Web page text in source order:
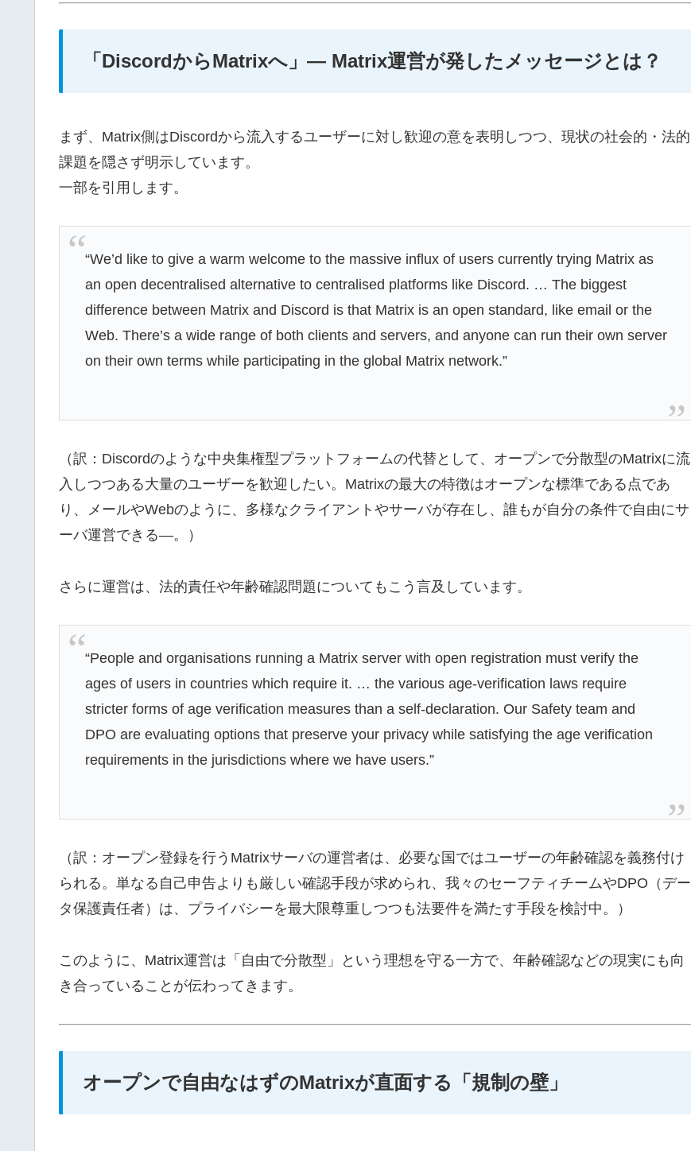
「DiscordからMatrixへ」— Matrix運営が発したメッセージとは？
まず、Matrix側はDiscordから流入するユーザーに対し歓迎の意を表明しつつ、現状の社会的・法的
課題を隠さず明示しています。
一部を引用します。
“We’d like to give a warm welcome to the massive influx of users currently trying Matrix as
an open decentralised alternative to centralised platforms like Discord. … The biggest
difference between Matrix and Discord is that Matrix is an open standard, like email or the
Web. There’s a wide range of both clients and servers, and anyone can run their own server
on their own terms while participating in the global Matrix network.”
（訳：Discordのような中央集権型プラットフォームの代替として、オープンで分散型のMatrixに流
入しつつある大量のユーザーを歓迎したい。Matrixの最大の特徴はオープンな標準である点であ
り、メールやWebのように、多様なクライアントやサーバが存在し、誰もが自分の条件で自由にサ
ーバ運営できる―。）
さらに運営は、法的責任や年齢確認問題についてもこう言及しています。
“People and organisations running a Matrix server with open registration must verify the
ages of users in countries which require it. … the various age-verification laws require
stricter forms of age verification measures than a self-declaration. Our Safety team and
DPO are evaluating options that preserve your privacy while satisfying the age verification
requirements in the jurisdictions where we have users.”
（訳：オープン登録を行うMatrixサーバの運営者は、必要な国ではユーザーの年齢確認を義務付け
られる。単なる自己申告よりも厳しい確認手段が求められ、我々のセーフティチームやDPO（デー
タ保護責任者）は、プライバシーを最大限尊重しつつも法要件を満たす手段を検討中。）
このように、Matrix運営は「自由で分散型」という理想を守る一方で、年齢確認などの現実にも向
き合っていることが伝わってきます。
オープンで自由なはずのMatrixが直面する「規制の壁」